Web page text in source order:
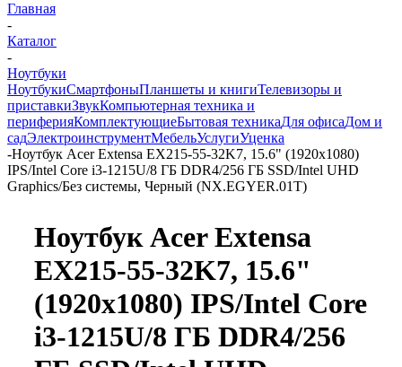
Главная
-
Каталог
-
Ноутбуки
НоутбукиСмартфоныПланшеты и книгиТелевизоры и
приставкиЗвукКомпьютерная техника и
периферияКомплектующиеБытовая техникаДля офисаДом и
садЭлектроинструментМебельУслугиУценка
-Ноутбук Acer Extensa EX215-55-32K7, 15.6" (1920x1080)
IPS/Intel Core i3-1215U/8 ГБ DDR4/256 ГБ SSD/Intel UHD
Graphics/Без системы, Черный (NX.EGYER.01T)
Ноутбук Acer Extensa
EX215-55-32K7, 15.6"
(1920x1080) IPS/Intel Core
i3-1215U/8 ГБ DDR4/256